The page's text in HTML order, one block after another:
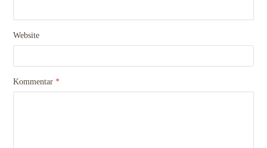
Website
Kommentar*